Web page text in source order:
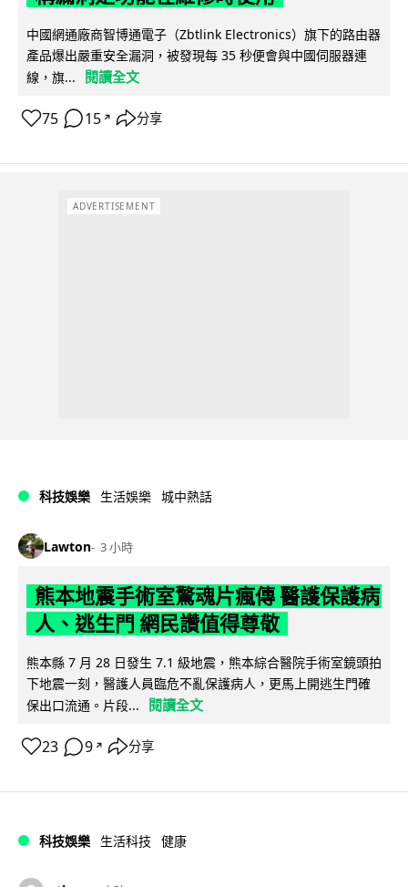
中國網通廠商智博通電子（Zbtlink Electronics）旗下的路由器
產品爆出嚴重安全漏洞，被發現每 35 秒便會與中國伺服器連
線，旗...
閱讀全文
75 15 ↗ 分享
ADVERTISEMENT
科技娛樂 生活娛樂 城中熱話
Lawton 3 小時
熊本地震手術室驚魂片瘋傳 醫護保護病
人、逃生門 網民讚值得尊敬
熊本縣 7 月 28 日發生 7.1 級地震，熊本綜合醫院手術室鏡頭拍
下地震一刻，醫護人員臨危不亂保護病人，更馬上開逃生門確
保出口流通。片段...
閱讀全文
23 9 ↗ 分享
科技娛樂 生活科技 健康